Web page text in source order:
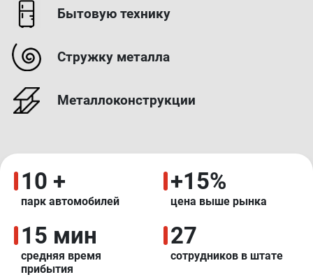
Бытовую технику
Стружку металла
Металлоконструкции
10 +
парк автомобилей
+15%
цена выше рынка
15 мин
средняя время
прибытия
27
сотрудников в штате